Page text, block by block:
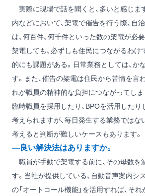
実際に現場で話を聞くと、多いと感じま
内などにおいて、架電で催告を行う際、自
は、何百件、何千件といった数の架電が必
架電しても、必ずしも住民につながるわけ
的にも課題がある。日常業務としては、か
す。また、催告の架電は住民から苦情を言
れが職員の精神的な負担につながってしま
臨時職員を採用したり、BPOを活用したり
考えられますが、毎日発生する業務ではな
考えると判断が難しいケースもあります。
―良い解決法はありますか。
職員が手動で架電する前に、その母数を
す。当社が提供している、自動音声案内シ
の「オートコール機能」を活用すれば、それ